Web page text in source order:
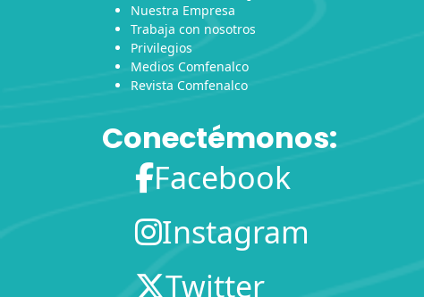
Nuestra Empresa
Trabaja con nosotros
Privilegios
Medios Comfenalco
Revista Comfenalco
Conectémonos:
Facebook
Instagram
Twitter